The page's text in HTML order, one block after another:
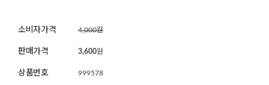
소비자가격 4,000원
판매가격 3,600원
상품번호 999578